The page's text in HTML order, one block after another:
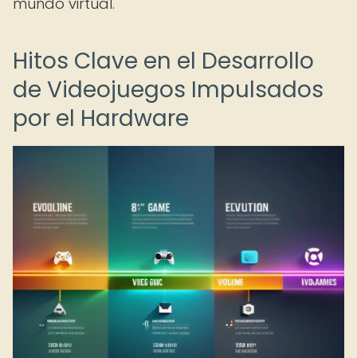
Hitos Clave en el Desarrollo
de Videojuegos Impulsados
por el Hardware